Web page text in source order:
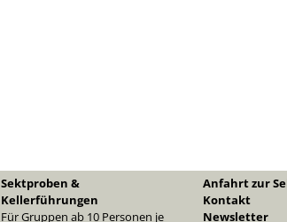
Sektproben &
Kellerführungen
Für Gruppen ab 10 Personen je
Anfahrt zur
Kontakt
Newsletter